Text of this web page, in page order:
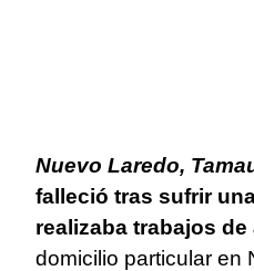
Nuevo Laredo,
falleció tras sufrir
realizaba trabajos
domicilio particular en